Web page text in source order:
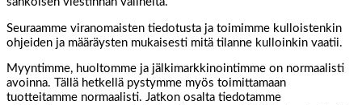
Seuraamme viranomaisten tiedotusta ja toimimme kulloistenkin
ohjeiden ja määräysten mukaisesti mitä tilanne kulloinkin vaatii.
Myyntimme, huoltomme ja jälkimarkkinointimme on normaalisti
avoinna. Tällä hetkellä pystymme myös toimittamaan
tuotteitamme normaalisti. Jatkon osalta tiedotamme